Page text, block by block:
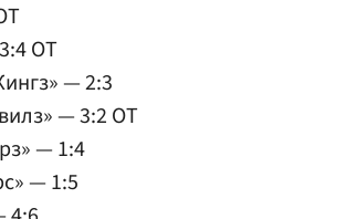
OT
— 2:3
— 3:2 OT
— 1:4
— 1:5